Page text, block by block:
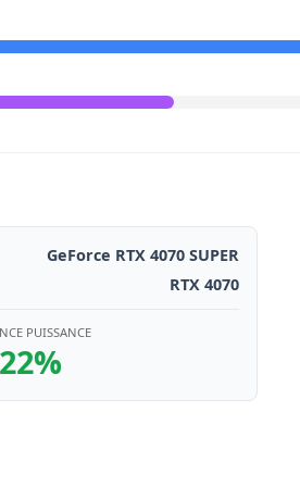
GeForce RTX 4070 SUPER
RTX 4070
PUISSANCE